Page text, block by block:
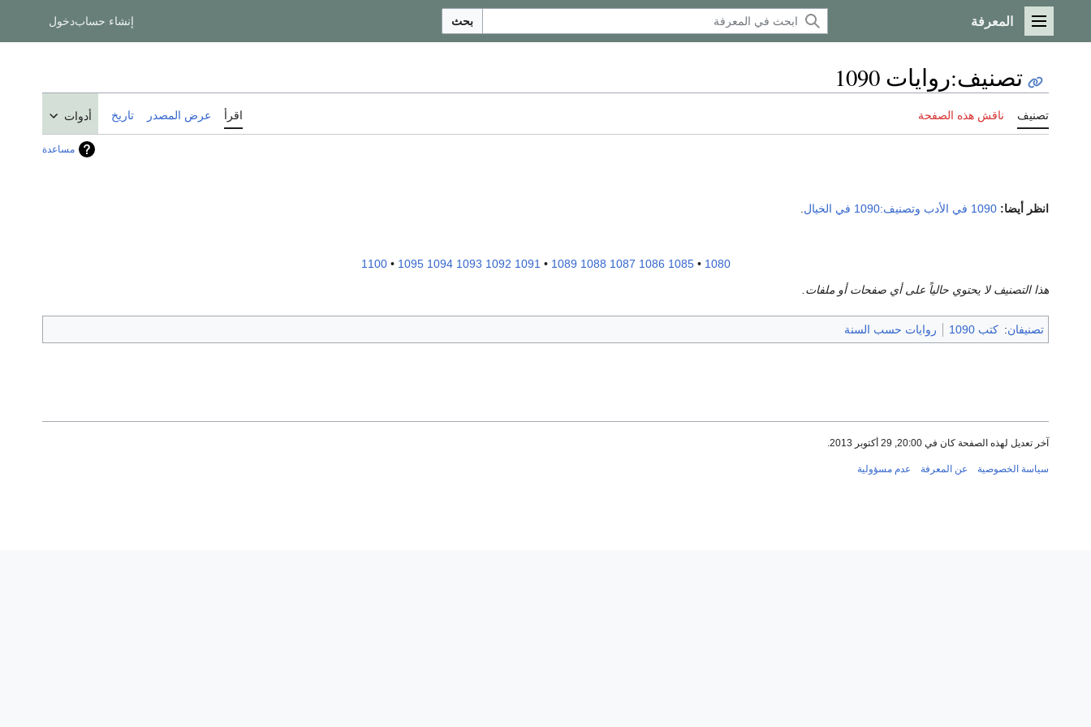
القائمة الرئيسية
المعرفة بحث إنشاء حسابدخول
تصنيف:روايات 1090
تصنيف ناقش هذه الصفحة اقرأ عرض المصدر تاريخ أدوات
مساعدة
انظر أيضا: 1090 في الأدب وتصنيف:1090 في الخيال
1080
•
1085
1086
1087
1088
1089
•
1091
1092
1093
1094
1095
•
1100
هذا التصنيف لا يحتوي حالياً على أي صفحات أو ملفات.
تصنيفان: كتب 1090 روايات حسب السنة
آخر تعديل لهذه الصفحة كان في 20:00, 29 أكتوبر 2013.
سياسة الخصوصية عن المعرفة عدم مسؤولية